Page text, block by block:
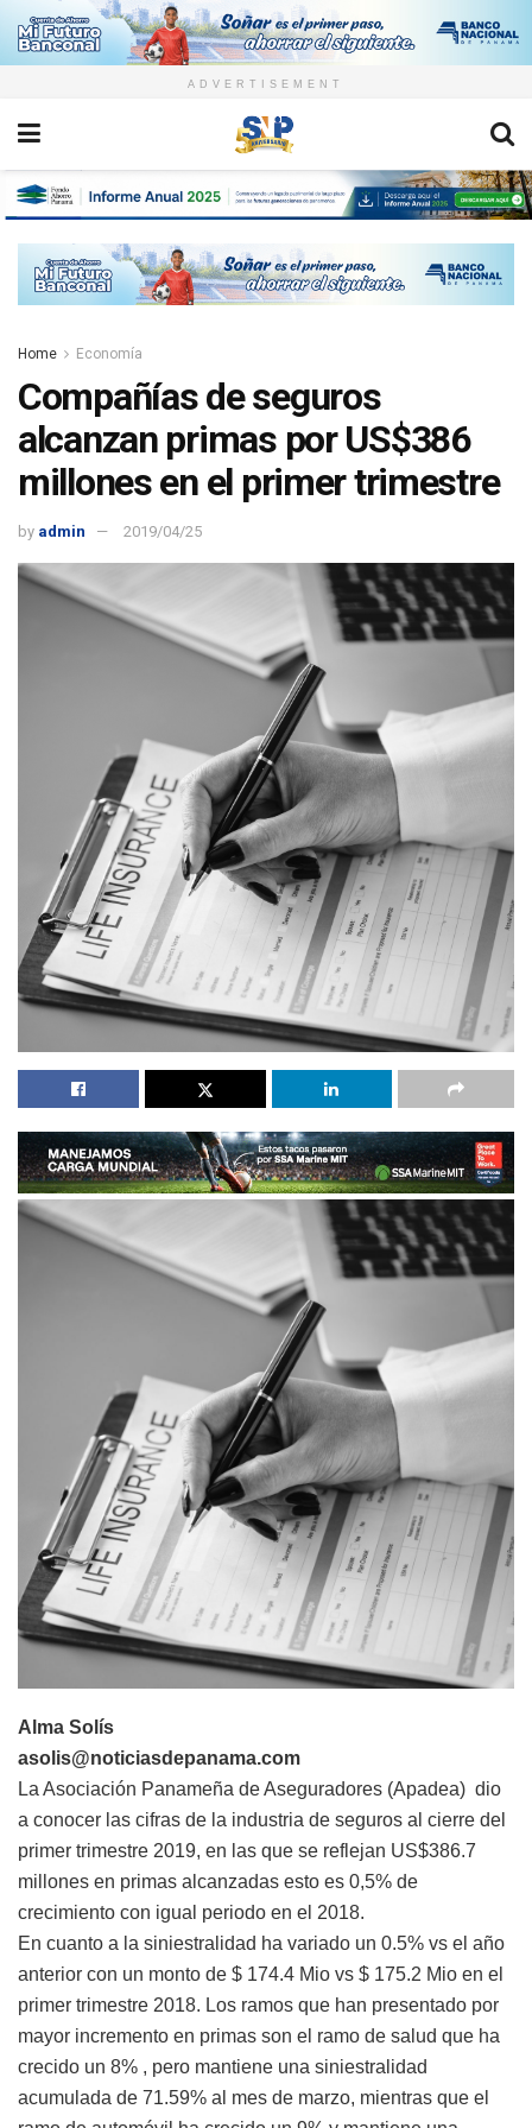
ADVERTISEMENT
Home Economía
Compañías de seguros
alcanzan primas por US$386
millones en el primer trimestre
by admin 2019/04/25
Alma Solís
asolis@noticiasdepanama.com
La Asociación Panameña de Aseguradores (Apadea) dio
a conocer las cifras de la industria de seguros al cierre del
primer trimestre 2019, en las que se reflejan US$386.7
millones en primas alcanzadas esto es 0,5% de
crecimiento con igual periodo en el 2018.
En cuanto a la siniestralidad ha variado un 0.5% vs el año
anterior con un monto de $ 174.4 Mio vs $ 175.2 Mio en el
primer trimestre 2018. Los ramos que han presentado por
mayor incremento en primas son el ramo de salud que ha
crecido un 8% , pero mantiene una siniestralidad
acumulada de 71.59% al mes de marzo, mientras que el